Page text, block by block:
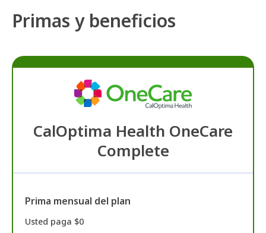
Primas y beneficios
CalOptima Health OneCare
Complete
Prima mensual del plan
Usted paga $0